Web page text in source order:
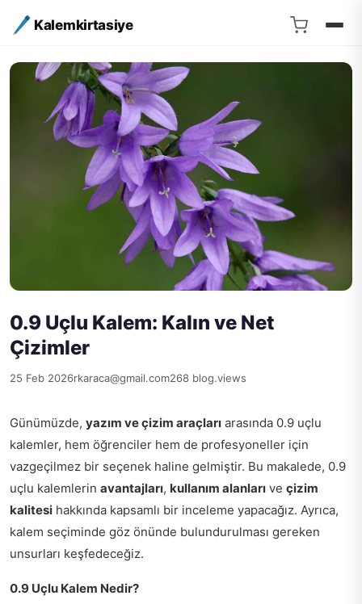
Kalemkirtasiye
0.9 Uçlu Kalem: Kalın ve Net
Çizimler
25 Feb 2026rkaraca@gmail.com268 blog.views
Günümüzde, yazım ve çizim araçları arasında 0.9 uçlu
kalemler, hem öğrenciler hem de profesyoneller için
vazgeçilmez bir seçenek haline gelmiştir. Bu makalede, 0.9
uçlu kalemlerin avantajları, kullanım alanları ve çizim
kalitesi hakkında kapsamlı bir inceleme yapacağız. Ayrıca,
kalem seçiminde göz önünde bulundurulması gereken
unsurları keşfedeceğiz.
0.9 Uçlu Kalem Nedir?